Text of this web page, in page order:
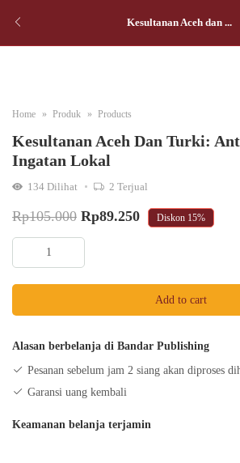
Kesultanan Aceh dan ...
Home Produk Products
Kesultanan Aceh Dan Turki:
Ingatan Lokal
134 Dilihat 2 Terjual
Rp105.000 Original
price
was:
Rp89.250Current
Diskon 15%
Kesultanan
Aceh
dan
Fakta
quantity
Add to cart
Alasan berbelanja di Bandar Publishing
Pesanan sebelum jam 2 siang akan diproses
Garansi uang kembali
Keamanan belanja terjamin